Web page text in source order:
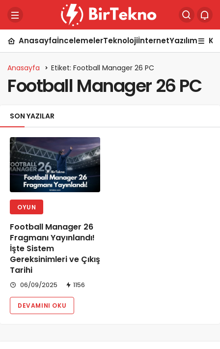
AnasayfaİncelemelerTeknolojiİnternetYazılım
Anasayfa Etiket: Football Manager 26 PC
Football Manager 26 PC
SON YAZILAR
OYUN
Football Manager 26
Fragmanı Yayınlandı!
İşte Sistem
Gereksinimleri ve Çıkış
Tarihi
06/09/2025 1156
DEVAMINI OKU